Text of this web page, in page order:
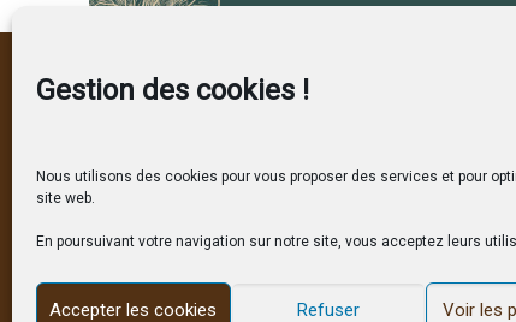
Gestion des cookies !
Nous utilisons des cookies pour vous proposer des services et pour
site web.
En poursuivant votre navigation sur notre site, vous acceptez leurs
Accepter les cookies Refuser Voir les
Bugey Côté Fermes
01300 BELLEY
9h –